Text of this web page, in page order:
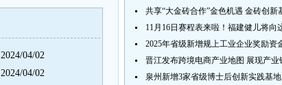
2024/04/02
2024/04/02
泉州新增3家省级博士后创新实践基地